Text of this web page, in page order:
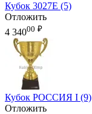
Кубок 3027E (5)
Отложить
4 34000 ₽
Кубок РОССИЯ I (9)
Отложить